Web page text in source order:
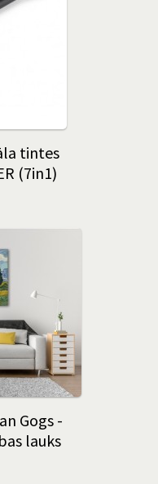
tintes
(7in1)
Gogs -
lauks